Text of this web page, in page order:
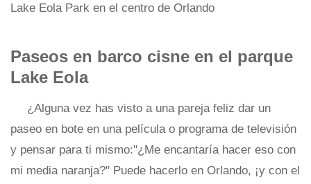
Lake Eola Park en el centro de Orlando
Paseos en barco cisne en el parque
Lake Eola
¿Alguna vez has visto a una pareja feliz dar un
paseo en bote en una película o programa de televisión
y pensar para ti mismo:"¿Me encantaría hacer eso con
mi media naranja?" Puede hacerlo en Orlando, ¡y con el